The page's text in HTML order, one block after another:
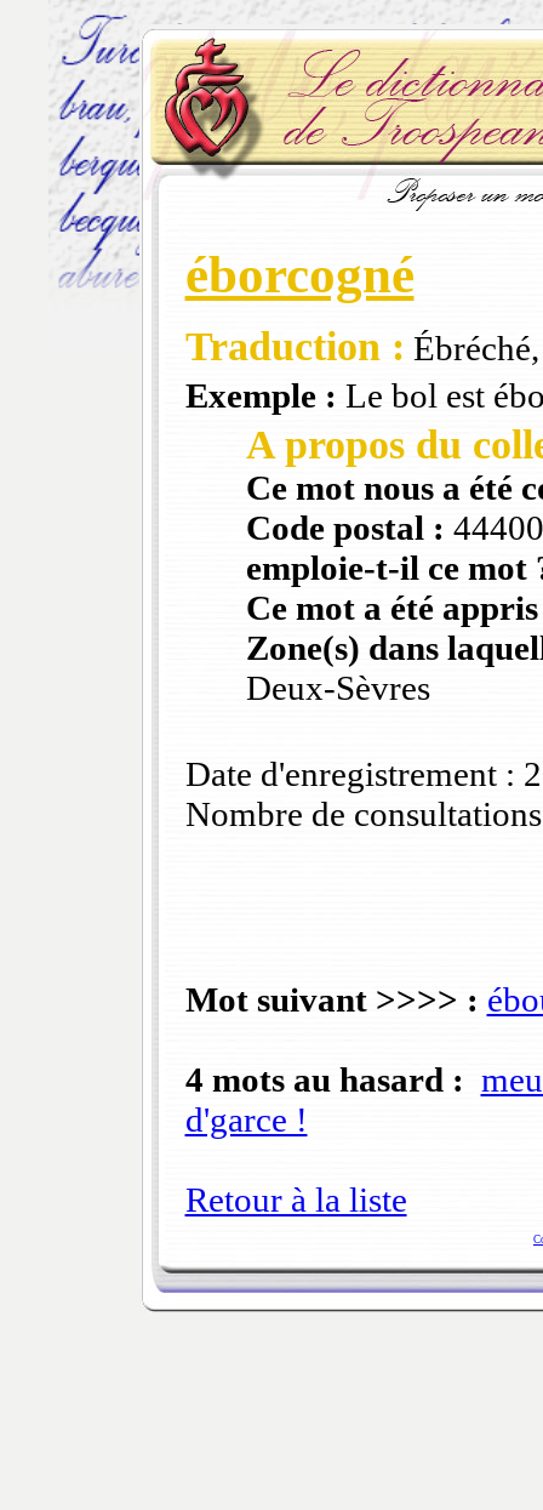
éborcogné
Traduction :
Exemple : Le bol est
A propos du
Ce mot nous a été
Code postal :
emploie-t-il ce mot
Ce mot a été
Zone(s) dans
Deux-Sèvres
Date d'enregistrement :
Nombre de
Mot suivant >>>> :
4 mots au hasard :
d'garce !
Retour à la liste